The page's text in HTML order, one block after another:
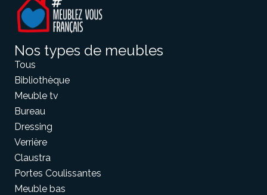
Nos types de meubles
Tous
Bibliothèque
Meuble tv
Bureau
Dressing
Verrière
Claustra
Portes Coulissantes
Meuble bas